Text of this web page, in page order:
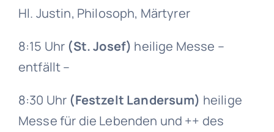
Hl. Justin, Philosoph, Märtyrer
8:15 Uhr (St. Josef) heilige Messe –
entfällt –
8:30 Uhr (Festzelt Landersum) heilige
Messe für die Lebenden und ++ des